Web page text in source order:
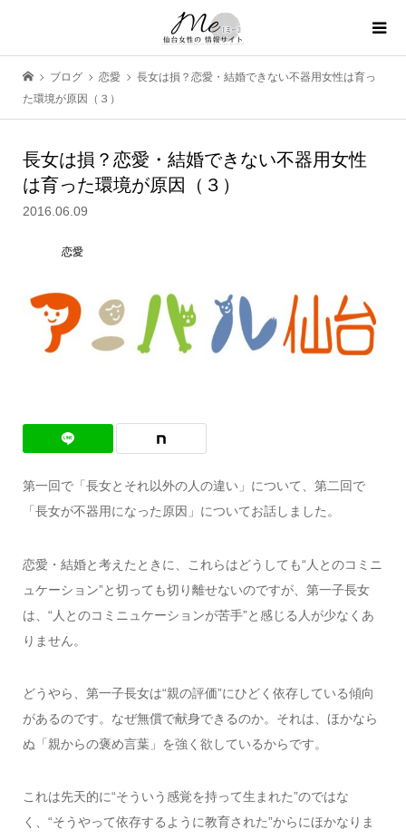
ブログ 恋愛
長女は損？恋愛・結婚できない不器用女性は育っ
た環境が原因（３）
長女は損？恋愛・結婚できない不器用女性
は育った環境が原因（３）
2016.06.09
恋愛
第一回で「長女とそれ以外の人の違い」について、第二回で
「長女が不器用になった原因」についてお話しました。
恋愛・結婚と考えたときに、これらはどうしても“人とのコミニ
ュケーション”と切っても切り離せないのですが、第一子長女
は、“人とのコミニュケーションが苦手”と感じる人が少なくあ
りません。
どうやら、第一子長女は“親の評価”にひどく依存している傾向
があるのです。なぜ無償で献身できるのか。それは、ほかなら
ぬ「親からの褒め言葉」を強く欲しているからです。
これは先天的に“そういう感覚を持って生まれた”のではな
く、“そうやって依存するように教育された”からにほかなりま